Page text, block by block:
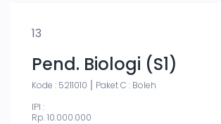
13
Pend. Biologi (S1)
Kode : 5211010
Paket C : Boleh
IPI :
Rp. 10.000.000